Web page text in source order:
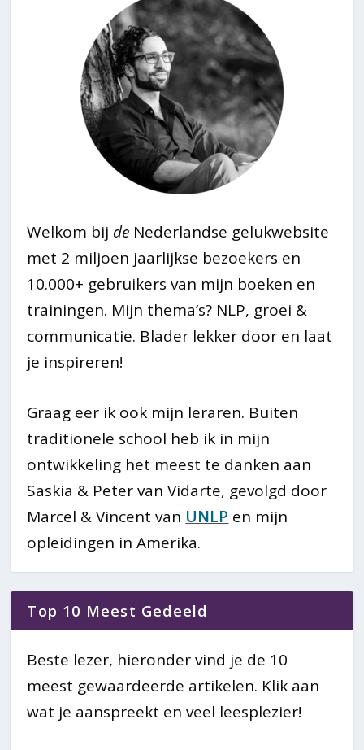
Welkom bij de Nederlandse gelukwebsite
met 2 miljoen jaarlijkse bezoekers en
10.000+ gebruikers van mijn boeken en
trainingen. Mijn thema’s? NLP, groei &
communicatie. Blader lekker door en laat
je inspireren!
Graag eer ik ook mijn leraren. Buiten
traditionele school heb ik in mijn
ontwikkeling het meest te danken aan
Saskia & Peter van Vidarte, gevolgd door
Marcel & Vincent van UNLP en mijn
opleidingen in Amerika.
Top 10 Meest Gedeeld
Beste lezer, hieronder vind je de 10
meest gewaardeerde artikelen. Klik aan
wat je aanspreekt en veel leesplezier!